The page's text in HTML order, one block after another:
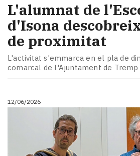
L'alumnat de
d'Isona
de proximitat
L'activitat s'emmarca en el pla de
comarcal de l'Ajuntament de Tremp
12/06/2026